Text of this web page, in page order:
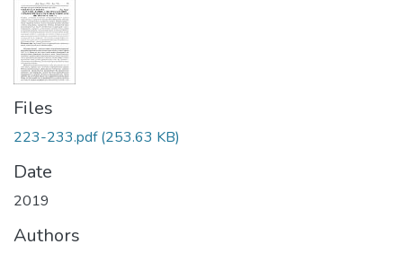
Files
223-233.pdf(253.63 KB)
Date
2019
Authors